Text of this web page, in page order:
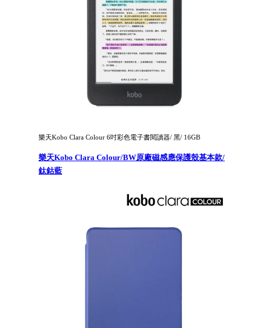
樂天Kobo Clara Colour 6吋彩色電子書閱讀器/ 黑/ 16GB
樂天Kobo Clara Colour/BW原廠磁感應保護殼基本款/
鈦鈷藍